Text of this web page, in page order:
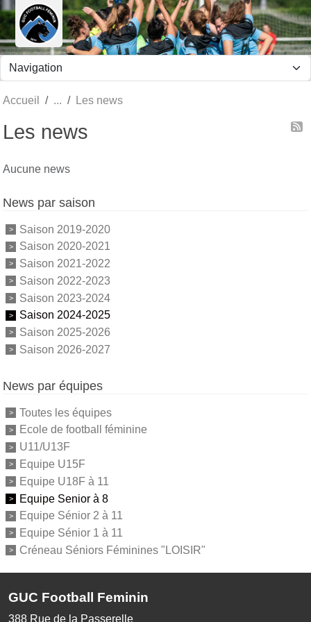
Accueil Les news
Les news
Aucune news
News par saison
Saison 2019-2020
Saison 2020-2021
Saison 2021-2022
Saison 2022-2023
Saison 2023-2024
Saison 2024-2025
Saison 2025-2026
Saison 2026-2027
News par équipes
Toutes les équipes
Ecole de football féminine
U11/U13F
Equipe U15F
Equipe U18F à 11
Equipe Senior à 8
Equipe Sénior 2 à 11
Equipe Sénior 1 à 11
Créneau Séniors Féminines "LOISIR"
GUC Football Feminin
388 Rue de la Passerelle
Panneau de gestion des cookies